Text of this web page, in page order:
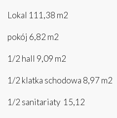
Lokal 111,38 m2
pokój 6,82 m2
1/2 hall 9,09 m2
1/2 klatka schodowa 8,97 m2
1/2 sanitariaty 15,12